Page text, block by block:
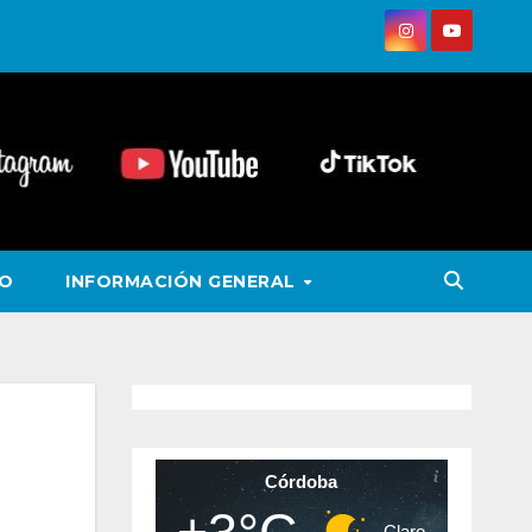
INFORMACIÓN GENERAL
Córdoba